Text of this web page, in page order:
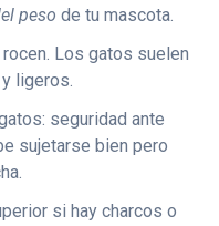
peso de tu mascota.
Los gatos suelen
y ligeros.
seguridad ante
sujetarse bien pero
si hay charcos o